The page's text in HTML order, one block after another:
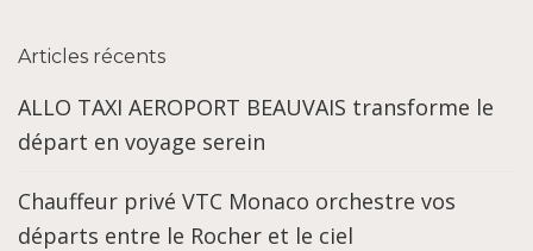
Articles récents
ALLO TAXI AEROPORT BEAUVAIS transforme le
départ en voyage serein
Chauffeur privé VTC Monaco orchestre vos
départs entre le Rocher et le ciel